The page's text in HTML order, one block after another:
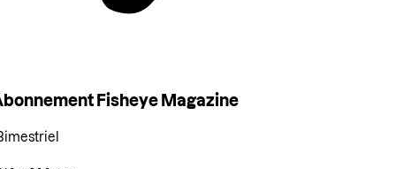
Fisheye Magazine